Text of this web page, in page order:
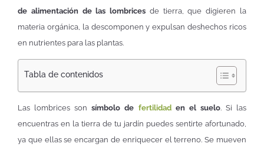
de alimentación de las lombrices de tierra, que digieren la
materia orgánica, la descomponen y expulsan deshechos ricos
en nutrientes para las plantas.
Tabla de contenidos
Las lombrices sonsímbolo de fertilidaden el suelo. Si las
encuentras en la tierra de tu jardín puedes sentirte afortunado,
ya que ellas se encargan de enriquecer el terreno. Se mueven